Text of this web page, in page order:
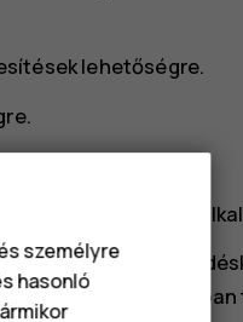
lehetőségre.
hogy nem minden
is
személyre
hasonló